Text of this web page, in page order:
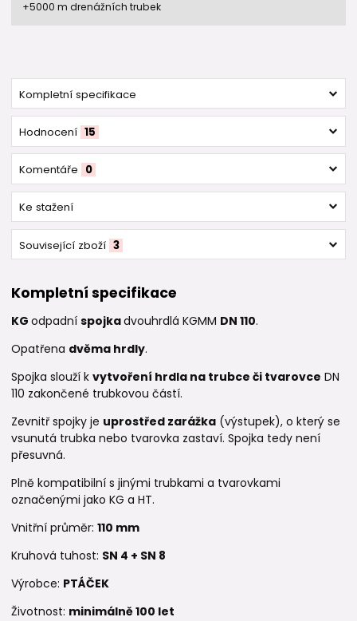
+5000 m drenážních trubek
Kompletní specifikace
Hodnocení 15
Komentáře 0
Ke stažení
Související zboží 3
Kompletní specifikace
KG odpadní spojkadvouhrdlá KGMM DN 110.
Opatřena dvěma hrdly.
Spojka slouží k vytvoření hrdla na trubce či tvarovce DN
110 zakončené trubkovou částí.
Zevnitř spojky je uprostřed zarážka (výstupek), o který se
vsunutá trubka nebo tvarovka zastaví. Spojka tedy není
přesuvná.
Plně kompatibilní s jinými trubkami a tvarovkami
označenými jako KG a HT.
Vnitřní průměr: 110 mm
Kruhová tuhost: SN 4 + SN 8
Výrobce: PTÁČEK
Životnost: minimálně 100 let